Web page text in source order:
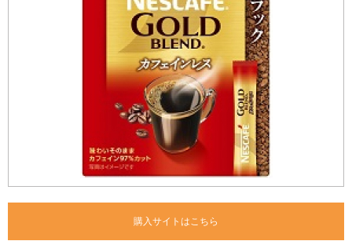
購入サイトはこちら